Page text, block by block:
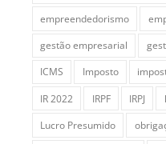
empreendedorismo
gestão empresarial
ICMS
Imposto
IR 2022
IRPF IRPJ
Lucro Presumido